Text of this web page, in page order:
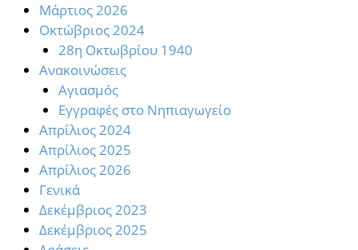
Mάρτιος 2026
Oκτώβριος 2024
28η Οκτωβρίου 1940
Ανακοινώσεις
Αγιασμός
Εγγραφές στο Νηπιαγωγείο
Απρίλιος 2024
Απρίλιος 2025
Απρίλιος 2026
Γενικά
Δεκέμβριος 2023
Δεκέμβριος 2025